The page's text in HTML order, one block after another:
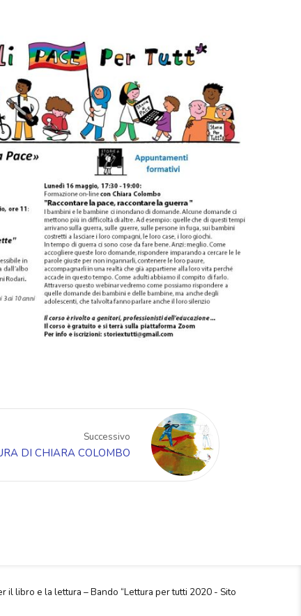
Successivo
DI CHIARA COLOMBO
il libro e la lettura – Bando “Lettura per tutti 2020 - Sito